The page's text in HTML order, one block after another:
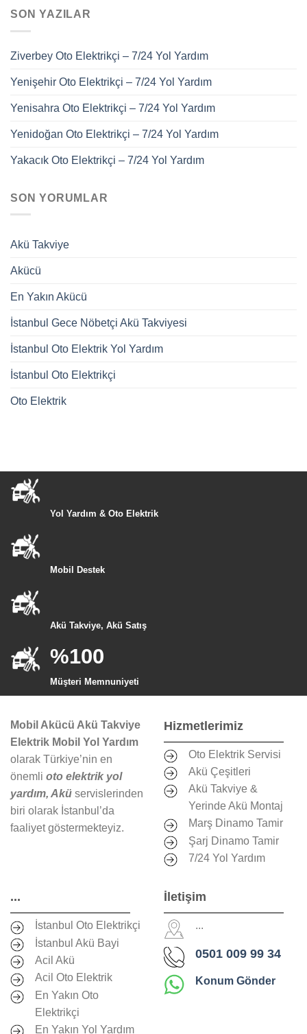
SON YAZILAR
Ziverbey Oto Elektrikçi – 7/24 Yol Yardım
Yenişehir Oto Elektrikçi – 7/24 Yol Yardım
Yenisahra Oto Elektrikçi – 7/24 Yol Yardım
Yenidoğan Oto Elektrikçi – 7/24 Yol Yardım
Yakacık Oto Elektrikçi – 7/24 Yol Yardım
SON YORUMLAR
Akü Takviye
Akücü
En Yakın Akücü
İstanbul Gece Nöbetçi Akü Takviyesi
İstanbul Oto Elektrik Yol Yardım
İstanbul Oto Elektrikçi
Oto Elektrik
Yol Yardım & Oto Elektrik
Mobil Destek
Akü Takviye, Akü Satış
%100
Müşteri Memnuniyeti
Mobil Akücü Akü Takviye
Elektrik Mobil Yol Yardım
olarak Türkiye’nin en
önemli oto elektrik yol
yardım, Akü servislerinden
biri olarak İstanbul’da
faaliyet göstermekteyiz.
Hizmetlerimiz
Oto Elektrik Servisi
Akü Çeşitleri
Akü Takviye &
Yerinde Akü Montaj
Marş Dinamo Tamir
Şarj Dinamo Tamir
7/24 Yol Yardım
...
İstanbul Oto Elektrikçi
İstanbul Akü Bayi
Acil Akü
Acil Oto Elektrik
En Yakın Oto
Elektrikçi
En Yakın Yol Yardım
İletişim
...
0501 009 99 34
Konum Gönder